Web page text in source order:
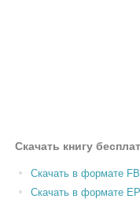
Скачать книгу
Скачать в формате
Скачать в формате